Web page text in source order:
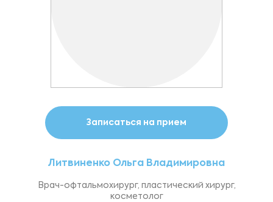
Записаться на прием
Литвиненко Ольга Владимировна
Врач-офтальмохирург, пластический хирург,
косметолог